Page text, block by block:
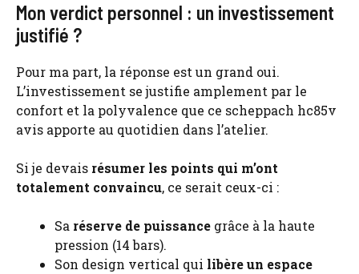
Mon verdict personnel : un investissement
justifié ?
Pour ma part, la réponse est un grand oui.
L’investissement se justifie amplement par le
confort et la polyvalence que ce scheppach hc85v
avis apporte au quotidien dans l’atelier.
Si je devais résumer les points qui m’ont
totalement convaincu, ce serait ceux-ci :
Sa réserve de puissance grâce à la haute
pression (14 bars).
Son design vertical qui libère un espace